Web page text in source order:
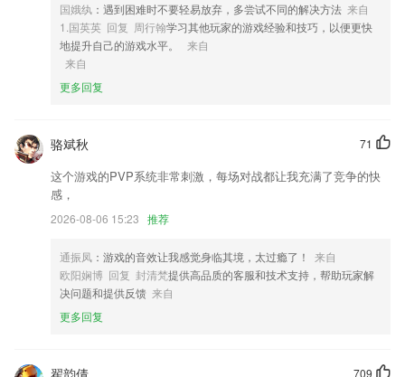
5,支持全自动采购，店铺需要的商品能够在这里的商城自动采购；
6,帮助中小企业管理工资薪水,2265智能计算各种绩效,各种薪水细节可以
自定义设置模板内容;
彩11下载记录软件优势
2.·经验技巧考试秘笈整理分析，逐个击破考试的重点难点
3.利用课文详解可以对知识点进行全面掌握，结合例题学习的方式可以帮
助学生理解；
4.录取查询等
5.16个单元校内写作直播课，16个写作素材指导包。
6.·练习中包含数学，汉字，拼音，英语实现手动答题与语音答题提高小
朋友专注力。可以单课时练习，可以综合练习
彩11下载记录更新了什么?
国娥纨 ：遇到困难时不要轻易放弃，多尝试不同的解决方法 来自
1.国英英 回复 周行翰学习其他玩家的游戏经验和技巧，以便更快
地提升自己的游戏水平。
来自
来自
更多回复
71
骆斌秋
这个游戏的PVP系统非常刺激，每场对战都让我充满了竞争的快
感，
2026-08-06 15:23 推荐
通振凤 ：游戏的音效让我感觉身临其境，太过瘾了！
来自
欧阳娴博 回复 封清梵提供高品质的客服和技术支持，帮助玩家解
决问题和提供反馈 来自
更多回复
709
翟韵倩